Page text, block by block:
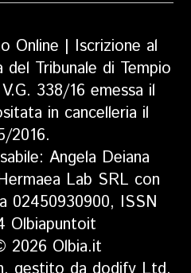
Online | Iscrizione al
Tribunale di Tempio
338/16 emessa il
in cancelleria il
2016.
Angela Deiana
Lab SRL con
02450930900, ISSN
Olbiapuntoit
2026 Olbia.it